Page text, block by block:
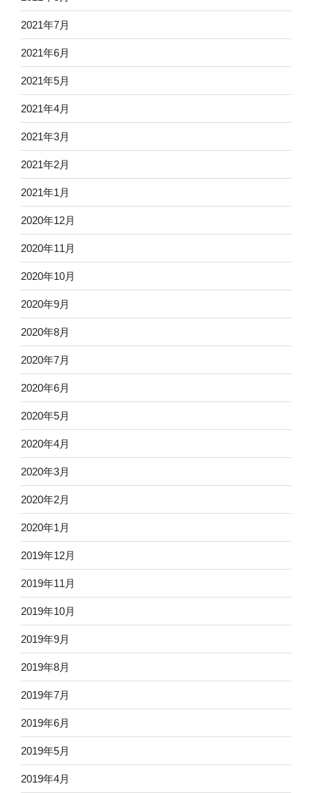
2021年7月
2021年6月
2021年5月
2021年4月
2021年3月
2021年2月
2021年1月
2020年12月
2020年11月
2020年10月
2020年9月
2020年8月
2020年7月
2020年6月
2020年5月
2020年4月
2020年3月
2020年2月
2020年1月
2019年12月
2019年11月
2019年10月
2019年9月
2019年8月
2019年7月
2019年6月
2019年5月
2019年4月